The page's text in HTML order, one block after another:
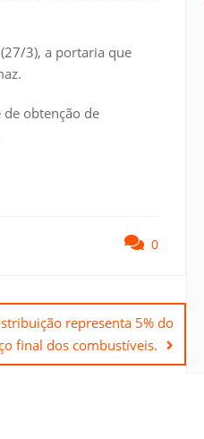
3), a portaria que
obtenção de
0
representa 5% do
final dos combustíveis.